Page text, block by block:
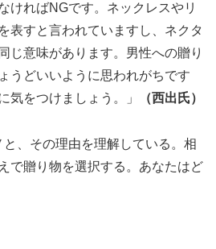
ければNGです。ネックレスやリ
表すと言われていますし、ネクタ
じ意味があります。男性への贈り
うどいいように思われがちです
気をつけましょう。」
（西出氏）
、その理由を理解している。相
で贈り物を選択する。あなたはど